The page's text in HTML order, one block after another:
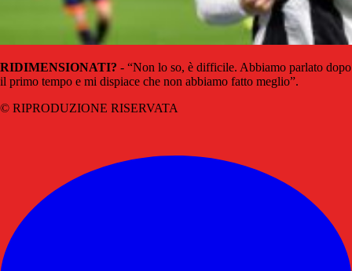
RIDIMENSIONATI? - “Non lo so, è difficile. Abbiamo parlato dopo
il primo tempo e mi dispiace che non abbiamo fatto meglio”.
© RIPRODUZIONE RISERVATA